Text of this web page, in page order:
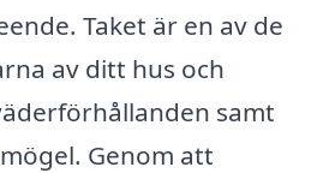
Taket är en av de
av ditt hus och
samt
Genom att